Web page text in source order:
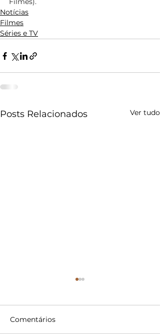
Notícias
Filmes
Séries e TV
Posts Relacionados Ver tudo
Comentários